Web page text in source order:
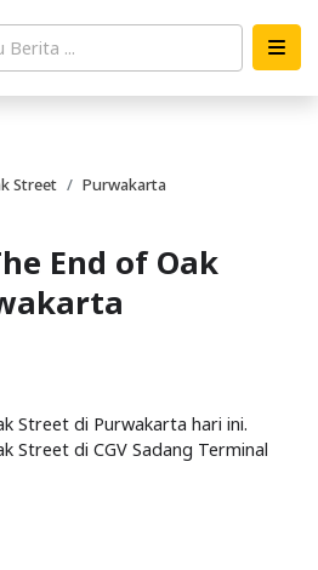
Street Purwakarta
End of Oak
Street di Purwakarta hari ini.
Street di CGV Sadang Terminal